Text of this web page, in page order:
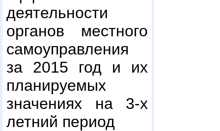
деятельности
органов местного
самоуправления
за 2015 год и их
планируемых
значениях на 3-х
летний период